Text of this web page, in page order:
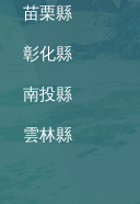
苗栗縣
彰化縣
南投縣
雲林縣